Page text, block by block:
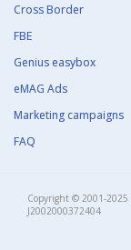
Cross Border
FBE
Genius easybox
eMAG Ads
Marketing campaigns
FAQ
Copyright © 2001-2025
J2002000372404​